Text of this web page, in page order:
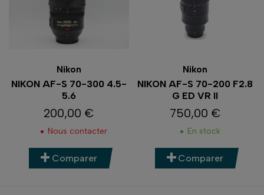
Nikon
NIKON AF-S 70-300 4.5-
5.6
Prix
200,00 €
Nous contacter
Comparer
Nikon
NIKON AF-S 70-200 F2.8
G ED VR II
Prix
750,00 €
En stock
Comparer